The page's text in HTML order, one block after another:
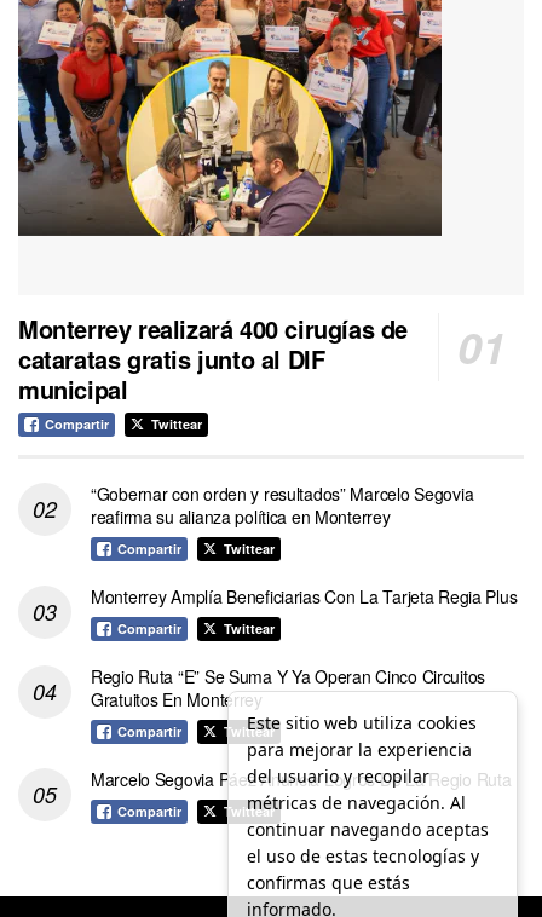
Monterrey realizará 400 cirugías de
cataratas gratis junto al DIF
municipal
Compartir Twittear
“Gobernar con orden y resultados” Marcelo Segovia
reafirma su alianza política en Monterrey
Compartir Twittear
Monterrey Amplía Beneficiarias Con La Tarjeta Regia Plus
Compartir Twittear
Regio Ruta “E” Se Suma Y Ya Operan Cinco Circuitos
Gratuitos En Monterrey
Compartir Twittear
Marcelo Segovia Páez Anuncia Logros De La Regio Ruta
Compartir Twittear
Este sitio web utiliza cookies
para mejorar la experiencia
del usuario y recopilar
métricas de navegación. Al
continuar navegando aceptas
el uso de estas tecnologías y
confirmas que estás
informado.